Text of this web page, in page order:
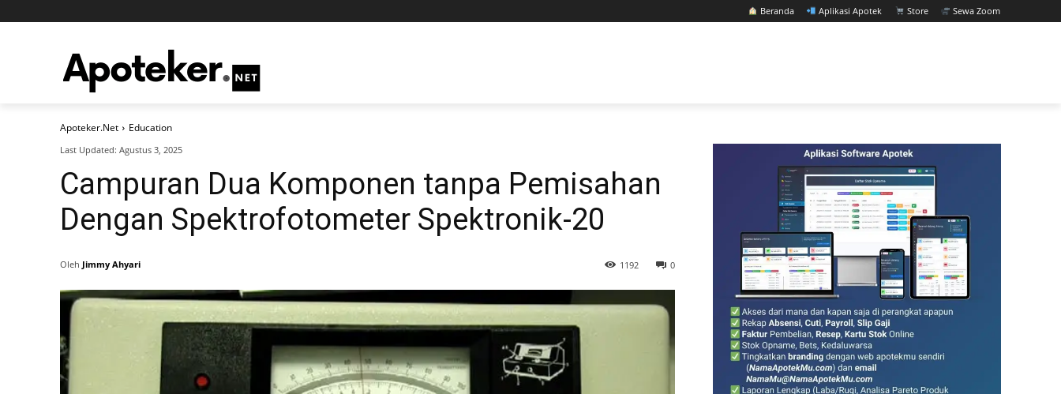
Beranda Aplikasi Apotek Store Sewa Zoom
Apoteker.Net Education
Last Updated: Agustus 3, 2025
Campuran Dua Komponen tanpa Pemisahan
Dengan Spektrofotometer Spektronik-20
Oleh Jimmy Ahyari 0
1192